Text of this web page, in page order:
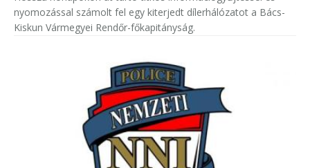
nyomozással számolt fel egy kiterjedt dílerhálózatot a Bács-
Kiskun Vármegyei Rendőr-főkapitányság.